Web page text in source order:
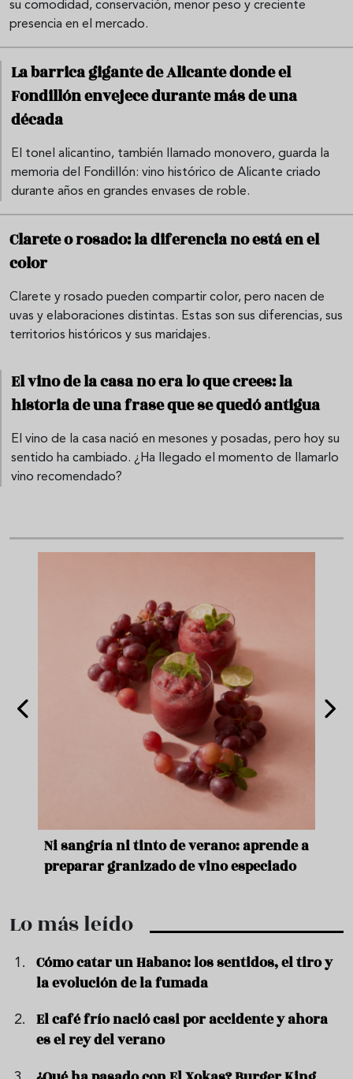
su comodidad, conservación, menor peso y creciente
presencia en el mercado.
La barrica gigante de Alicante donde el
Fondillón envejece durante más de una
década
El tonel alicantino, también llamado monovero, guarda la
memoria del Fondillón: vino histórico de Alicante criado
durante años en grandes envases de roble.
Clarete o rosado: la diferencia no está en el
color
Clarete y rosado pueden compartir color, pero nacen de
uvas y elaboraciones distintas. Estas son sus diferencias, sus
territorios históricos y sus maridajes.
El vino de la casa no era lo que crees: la
historia de una frase que se quedó antigua
El vino de la casa nació en mesones y posadas, pero hoy su
sentido ha cambiado. ¿Ha llegado el momento de llamarlo
vino recomendado?
Ni sangría ni tinto de verano: aprende a
preparar granizado de vino especiado
Lo más leído
Cómo catar un Habano: los sentidos, el tiro y
la evolución de la fumada
El café frío nació casi por accidente y ahora
es el rey del verano